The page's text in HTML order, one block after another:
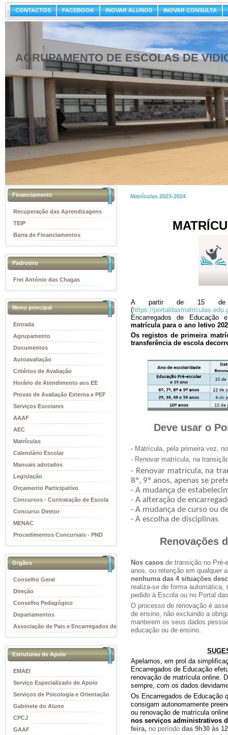
CONTACTOS FACEBOOK INOVAR ALUNOS INOVAR CONSULTA
AGRUPAMENTO DE ESCOLAS DE
Financiamento
Recuperação das Aprendizagens
TEIP
Barra de Financiamentos
Padroeiro
Frei António das Chagas
Menu principal
Entrada
Agrupamento
Documentos
Autoavaliação
Critérios de Avaliação
Horário de Atendimento aos EE
Provas de Avaliação Externa e PEF
Serviços Escolares
AAAF
AEC
Matrículas
Calendário Escolar
Manuais adotados
Legislação
Orçamento Participativo
Concursos - Contratação de Escola
Concurso Diretor
MENAC
Procedimentos Concursais - PND
Orgãos
Conselho Geral
Direção
Conselho Pedagógico
Departamentos
Associação de Pais e Encarregados de
Educação
Estruturas de Apoio
EMAEI
Serviço Especializado de Apoio
Educativo
Serviços de Psicologia e Orientação
(SPO)
Gabinete do Aluno
CPCJ
GAAF
Matrículas 2023-2024
A partir de 15 de
(https://
Encarregados de
matrícula para o ano letivo
Os registos de primeira
transferência de escola
Deve usar o
- Matrícula, pela primeira vez,
- Renovar matrícula, na
- Renovar matrícula, na
8º, 9º anos, apenas se
- A mudança de
- A alteração de
- A mudança de curso ou
- A escolha de disciplinas.
Renovações
Nos casos de transição no Pré-
anos, ou retenção em qualquer
nenhuma das 4 situações
realiza-se de forma automática,
pedido à Escola ou no Portal
O processo de renovação é
de ensino, não excluindo a
manterem os seus dados
educação ou de ensino.
Apelamos, em prol da
Encarregados de Educação
renovação de matrícula online.
sempre, com os dados
Os Encarregados de Educação
consigam autonomamente
ou renovação de matrícula online
nos serviços administrativos
feira, no período das 9h30 às